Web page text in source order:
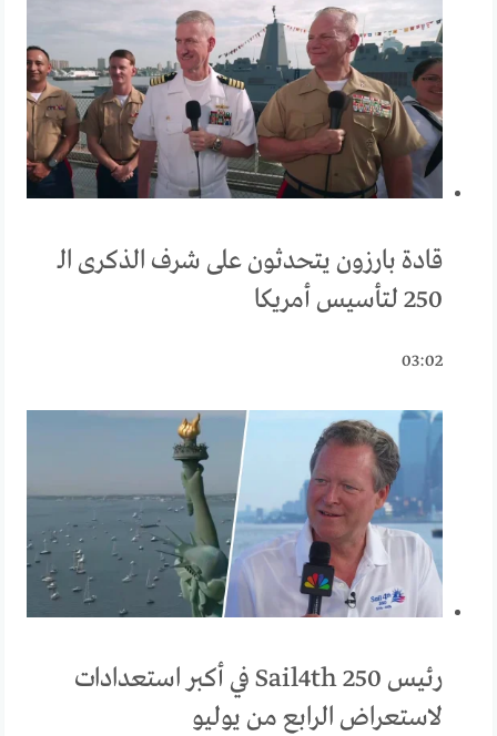
قادة بارزون يتحدثون على شرف الذكرى الـ
250 لتأسيس أمريكا
03:02
رئيس Sail4th 250 في أكبر استعدادات
لاستعراض الرابع من يوليو